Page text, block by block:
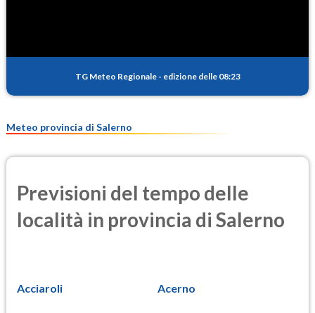
PM25
TG Meteo Regionale - edizione delle 08:23
Meteo provincia di Salerno
Previsioni del tempo delle
località in provincia di Salerno
Acciaroli Acerno